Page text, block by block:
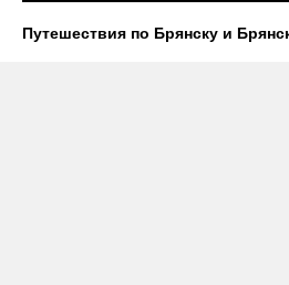
Путешествия по Брянску и